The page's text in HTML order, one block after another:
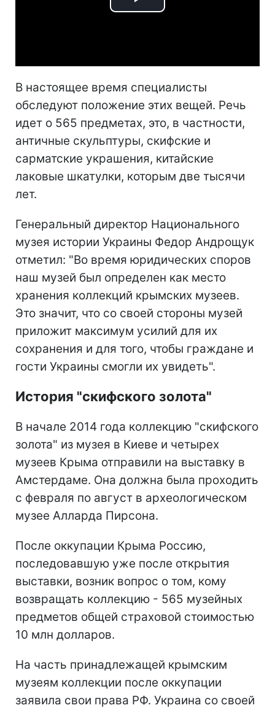
Play
В настоящее время специалисты
обследуют положение этих вещей. Речь
идет о 565 предметах, это, в частности,
античные скульптуры, скифские и
сарматские украшения, китайские
лаковые шкатулки, которым две тысячи
лет.
Генеральный директор Национального
музея истории Украины Федор Андрощук
отметил: "Во время юридических споров
наш музей был определен как место
хранения коллекций крымских музеев.
Это значит, что со своей стороны музей
приложит максимум усилий для их
сохранения и для того, чтобы граждане и
гости Украины смогли их увидеть".
История "скифского золота"
В начале 2014 года коллекцию "скифского
золота" из музея в Киеве и четырех
музеев Крыма отправили на выставку в
Амстердаме. Она должна была проходить
с февраля по август в археологическом
музее Алларда Пирсона.
После оккупации Крыма Россию,
последовавшую уже после открытия
выставки, возник вопрос о том, кому
возвращать коллекцию - 565 музейных
предметов общей страховой стоимостью
10 млн долларов.
На часть принадлежащей крымским
музеям коллекции после оккупации
заявила свои права РФ. Украина со своей